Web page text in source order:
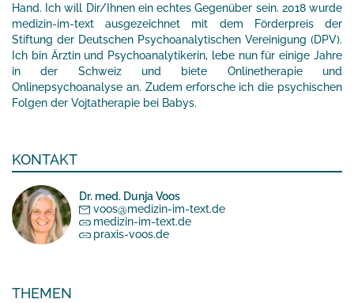
Hand. Ich will Dir/Ihnen ein echtes Gegenüber sein. 2018 wurde
medizin-im-text ausgezeichnet mit dem Förderpreis der
Stiftung der Deutschen Psychoanalytischen Vereinigung (DPV).
Ich bin Ärztin und Psychoanalytikerin, lebe nun für einige Jahre
in der Schweiz und biete Onlinetherapie und
Onlinepsychoanalyse an. Zudem erforsche ich die psychischen
Folgen der Vojtatherapie bei Babys.
KONTAKT
Dr. med. Dunja Voos
voos@medizin-im-text.de
medizin-im-text.de
praxis-voos.de
THEMEN